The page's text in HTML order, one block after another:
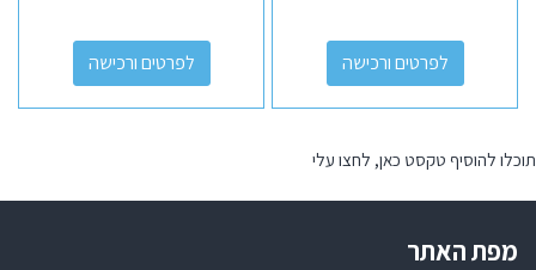
לפרטים ורכישה לפרטים ורכישה
תוכלו להוסיף טקסט כאן, לחצו עלי
מפת האתר